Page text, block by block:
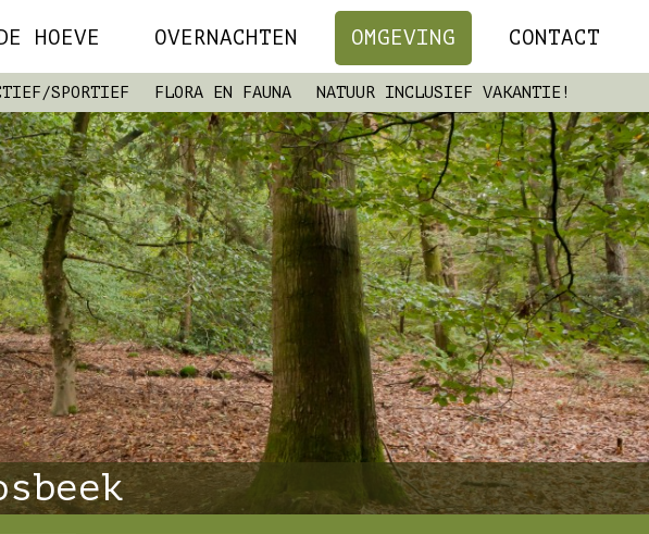
DE HOEVE OVERNACHTEN OMGEVING
SPORTIEF FLORA EN FAUNA NATUUR INCLUSIEF VAKANTIE!
CONTACT